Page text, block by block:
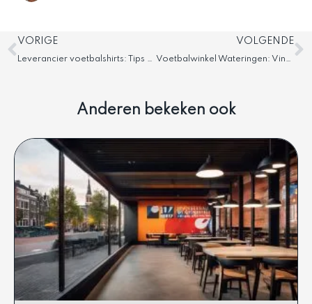
Vorige
VORIGE
Leverancier voetbalshirts: Tips voor betrouwbare leveranciers
VOLGENDE
Voetbalwinkel Wateringen: Vind alle benodigde artikelen
Anderen bekeken ook